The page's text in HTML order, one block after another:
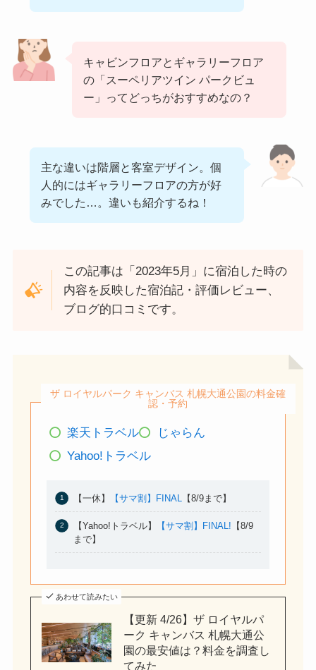
キャビンフロアとギャラリーフロア
の「スーペリアツイン パークビュ
ー」ってどっちがおすすめなの？
主な違いは階層と客室デザイン。個
人的にはギャラリーフロアの方が好
みでした…。違いも紹介するね！
この記事は「2023年5月」に宿泊した時の
内容を反映した宿泊記・評価レビュー、
ブログ的口コミです。
ザ ロイヤルパーク キャンバス 札幌大通公園の料金確
認・予約
楽天トラベル
じゃらん
Yahoo!トラベル
【一休】 【サマ割】FINAL 【8/9まで】
【Yahoo!トラベル】 【サマ割】FINAL! 【8/9
まで】
あわせて読みたい
【更新 4/26】ザ ロイヤルパ
ーク キャンバス 札幌大通公
園の最安値は？料金を調査し
てみた